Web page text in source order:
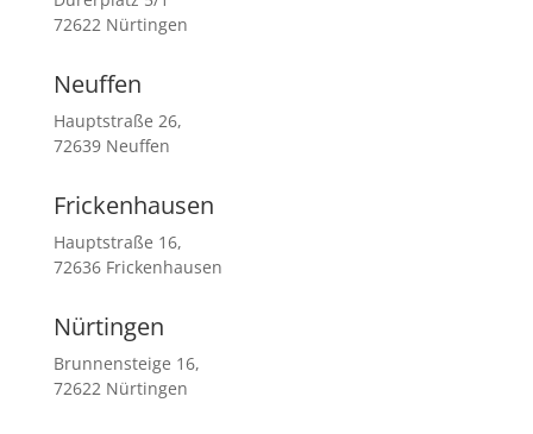
72622 Nürtingen
Neuffen
Hauptstraße 26,
72639 Neuffen
Frickenhausen
Hauptstraße 16,
72636 Frickenhausen
Nürtingen
Brunnensteige 16,
72622 Nürtingen